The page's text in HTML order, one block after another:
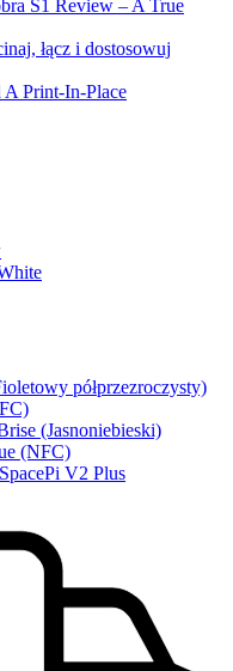
S1 Review – A True
łącz i dostosowuj
A Print-In-Place
półprzezroczysty)
(Jasnoniebieski)
(NFC)
V2 Plus